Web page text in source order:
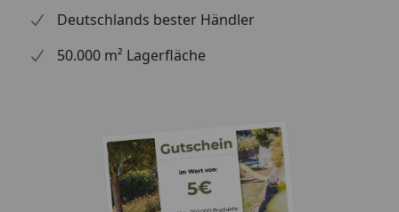
Deutschlands bester Händler
50.000 m² Lagerfläche